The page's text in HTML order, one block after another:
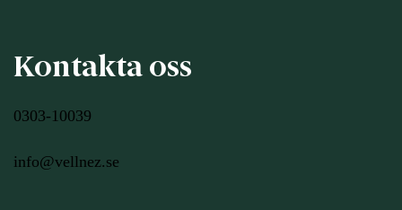
Kontakta oss
0303-10039
info@vellnez.se